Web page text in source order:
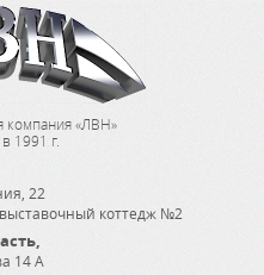
компания «ЛВН»
1991 г.
22
коттедж №2
,
14 А